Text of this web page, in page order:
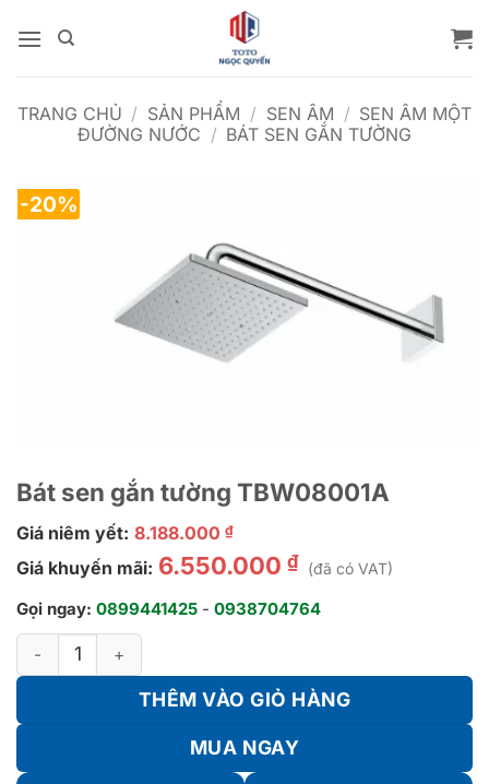
qua
TRANG CHỦ / SẢN PHẨM / SEN ÂM / SEN ÂM MỘT
ĐƯỜNG NƯỚC / BÁT SEN GẮN TƯỜNG
-20%
Bát sen gắn tường TBW08001A
Giá niêm yết: 8.188.000 ₫
Giá khuyến mãi: 6.550.000 ₫ (đã có VAT)
Gọi ngay: 0899441425 - 0938704764
Bát sen gắn tường TBW08001A số lượng
THÊM VÀO GIỎ HÀNG
MUA NGAY